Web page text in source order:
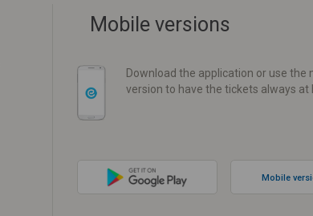
Mobile versions
Download the application or use the
version to have the tickets always at
Mobile